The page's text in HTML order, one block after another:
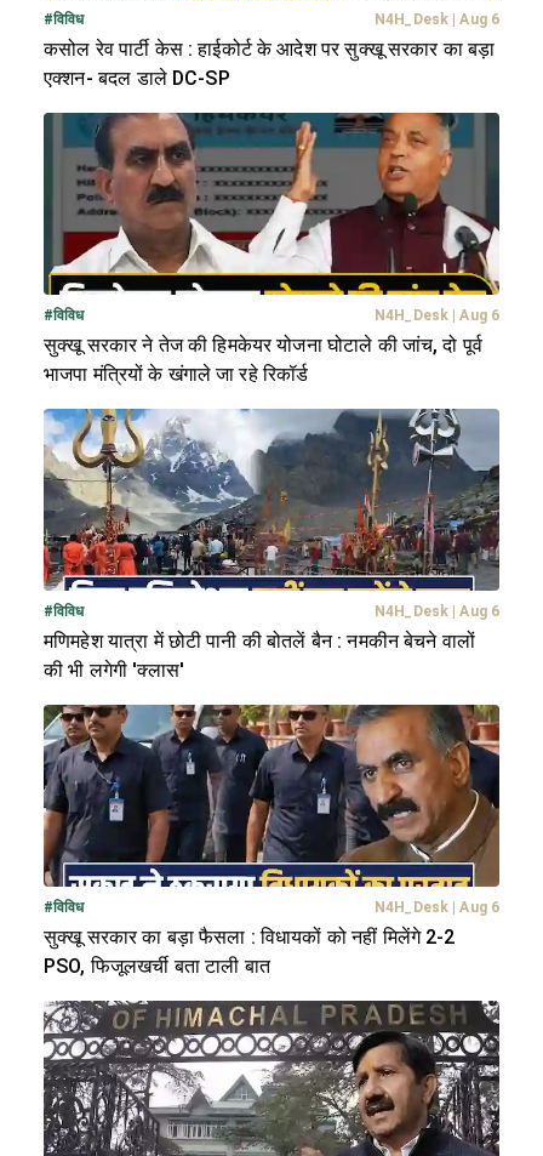
#विविध N4H_Desk Aug 6
कसोल रेव पार्टी केस : हाईकोर्ट के आदेश पर सुक्खू सरकार का बड़ा
एक्शन- बदल डाले DC-SP
#विविध N4H_Desk Aug 6
सुक्खू सरकार ने तेज की हिमकेयर योजना घोटाले की जांच, दो पूर्व
भाजपा मंत्रियों के खंगाले जा रहे रिकॉर्ड
#विविध N4H_Desk Aug 6
मणिमहेश यात्रा में छोटी पानी की बोतलें बैन : नमकीन बेचने वालों
की भी लगेगी 'क्लास'
#विविध N4H_Desk Aug 6
सुक्खू सरकार का बड़ा फैसला : विधायकों को नहीं मिलेंगे 2-2
PSO, फिजूलखर्ची बता टाली बात